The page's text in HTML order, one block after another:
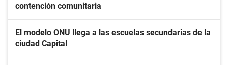
contención comunitaria
El modelo ONU llega a las escuelas secundarias de la
ciudad Capital